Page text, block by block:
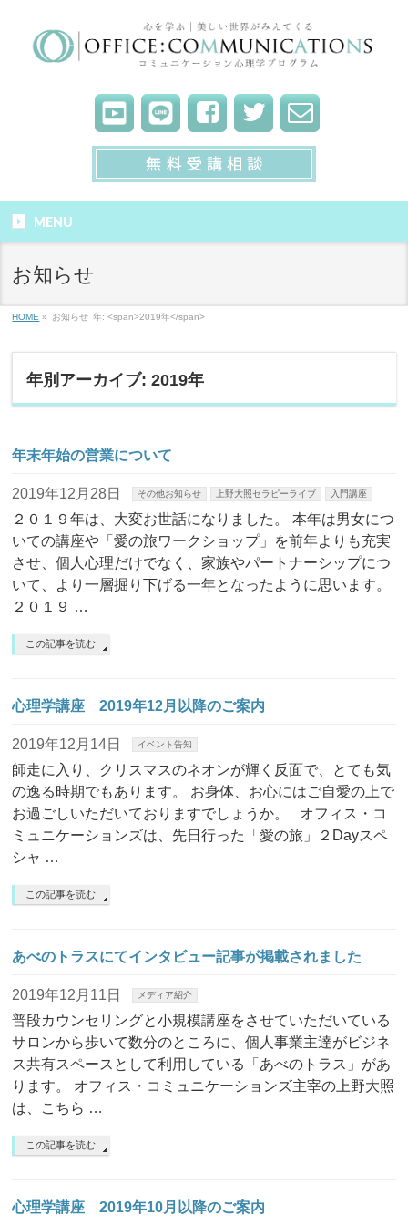
MENU
お知らせ
HOME » お知らせ 年: <span>2019年</span>
年別アーカイブ: 2019年
年末年始の営業について
2019年12月28日 その他お知らせ 上野大照セラピーライブ 入門講座
２０１９年は、大変お世話になりました。 本年は男女につ
いての講座や「愛の旅ワークショップ」を前年よりも充実
させ、個人心理だけでなく、家族やパートナーシップにつ
いて、より一層掘り下げる一年となったように思います。
２０１９ …
この記事を読む
心理学講座 2019年12月以降のご案内
2019年12月14日 イベント告知
師走に入り、クリスマスのネオンが輝く反面で、とても気
の逸る時期でもあります。 お身体、お心にはご自愛の上で
お過ごしいただいておりますでしょうか。 オフィス・コ
ミュニケーションズは、先日行った「愛の旅」２Dayスペ
シャ …
この記事を読む
あべのトラスにてインタビュー記事が掲載されました
2019年12月11日 メディア紹介
普段カウンセリングと小規模講座をさせていただいている
サロンから歩いて数分のところに、個人事業主達がビジネ
ス共有スペースとして利用している「あべのトラス」があ
ります。 オフィス・コミュニケーションズ主宰の上野大照
は、こちら …
この記事を読む
心理学講座 2019年10月以降のご案内